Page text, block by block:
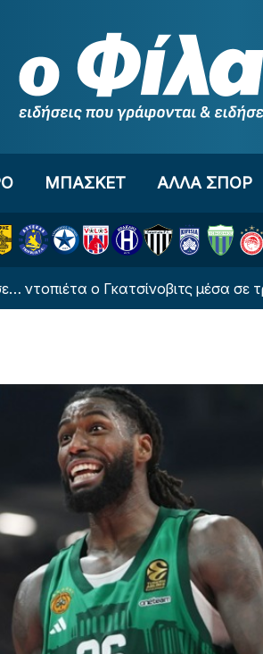
ΜΠΑΣΚΕΤ ΑΛΛΑ ΣΠΟΡ
ο Γκατσίνοβιτς μέσα σε τρία